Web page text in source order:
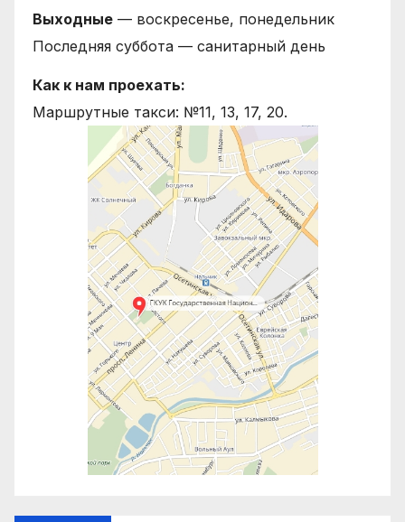
Выходные — воскресенье, понедельник
Последняя суббота — санитарный день
Как к нам проехать:
Маршрутные такси: №11, 13, 17, 20.